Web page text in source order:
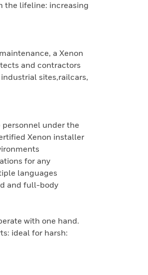
the lifeline: increasing
a Xenon
and contractors
sites,railcars,
under the
Xenon installer
for any
languages
and full-body
with one hand.
ideal for harsh: